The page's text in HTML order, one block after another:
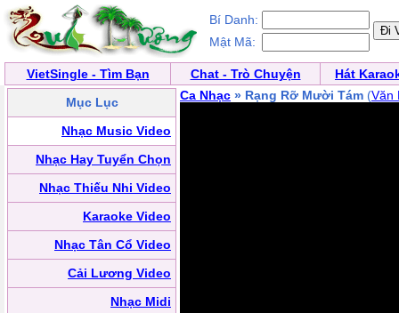
Bí Danh:
Mật Mã:
VietSingle - Tìm Bạn Chat - Trò Chuyện
Hát
Mục Lục
Nhạc Music Video
Nhạc Hay Tuyển Chọn
Nhạc Thiếu Nhi Video
Karaoke Video
Nhạc Tân Cổ Video
Cải Lương Video
Nhạc Midi
Ca Nhạc » Rạng Rỡ Mười Tám (Văn